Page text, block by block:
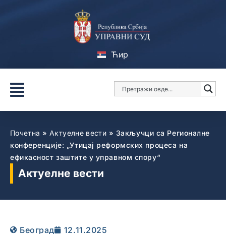
Ћир
Почетна » Актуелне вести » Закључци са Регионалне
конференције: „Утицај реформских процеса на
ефикасност заштите у управном спору“
Актуелне вести
Београд 12.11.2025